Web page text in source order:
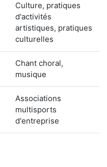
Culture, pratiques
d'activités
artistiques, pratiques
culturelles
Chant choral,
musique
Associations
multisports
d'entreprise